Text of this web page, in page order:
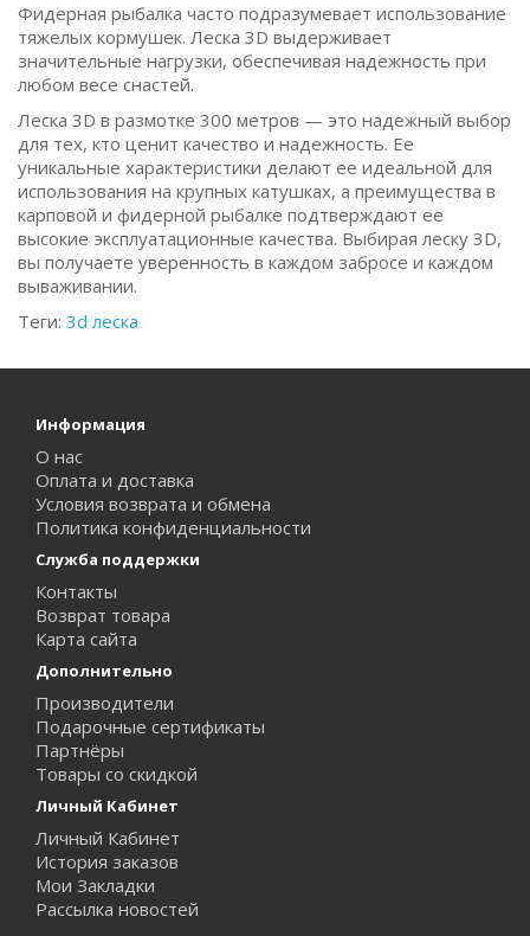
Фидерная рыбалка часто подразумевает использование
тяжелых кормушек. Леска 3D выдерживает
значительные нагрузки, обеспечивая надежность при
любом весе снастей.
Леска 3D в размотке 300 метров — это надежный выбор
для тех, кто ценит качество и надежность. Ее
уникальные характеристики делают ее идеальной для
использования на крупных катушках, а преимущества в
карповой и фидерной рыбалке подтверждают ее
высокие эксплуатационные качества. Выбирая леску 3D,
вы получаете уверенность в каждом забросе и каждом
вываживании.
Теги: 3d леска
Информация
О нас
Оплата и доставка
Условия возврата и обмена
Политика конфиденциальности
Служба поддержки
Контакты
Возврат товара
Карта сайта
Дополнительно
Производители
Подарочные сертификаты
Партнёры
Товары со скидкой
Личный Кабинет
Личный Кабинет
История заказов
Мои Закладки
Рассылка новостей